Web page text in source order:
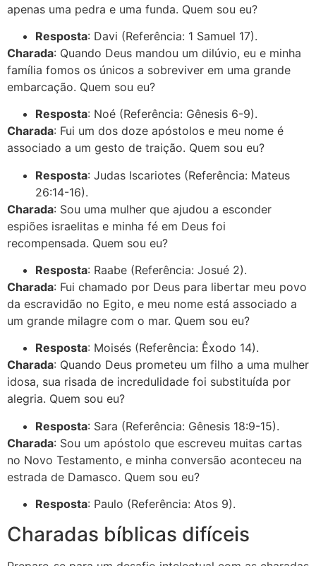
apenas uma pedra e uma funda. Quem sou eu?
Resposta: Davi (Referência: 1 Samuel 17).
Charada: Quando Deus mandou um dilúvio, eu e minha
família fomos os únicos a sobreviver em uma grande
embarcação. Quem sou eu?
Resposta: Noé (Referência: Gênesis 6-9).
Charada: Fui um dos doze apóstolos e meu nome é
associado a um gesto de traição. Quem sou eu?
Resposta: Judas Iscariotes (Referência: Mateus
26:14-16).
Charada: Sou uma mulher que ajudou a esconder
espiões israelitas e minha fé em Deus foi
recompensada. Quem sou eu?
Resposta: Raabe (Referência: Josué 2).
Charada: Fui chamado por Deus para libertar meu povo
da escravidão no Egito, e meu nome está associado a
um grande milagre com o mar. Quem sou eu?
Resposta: Moisés (Referência: Êxodo 14).
Charada: Quando Deus prometeu um filho a uma mulher
idosa, sua risada de incredulidade foi substituída por
alegria. Quem sou eu?
Resposta: Sara (Referência: Gênesis 18:9-15).
Charada: Sou um apóstolo que escreveu muitas cartas
no Novo Testamento, e minha conversão aconteceu na
estrada de Damasco. Quem sou eu?
Resposta: Paulo (Referência: Atos 9).
Charadas bíblicas difíceis